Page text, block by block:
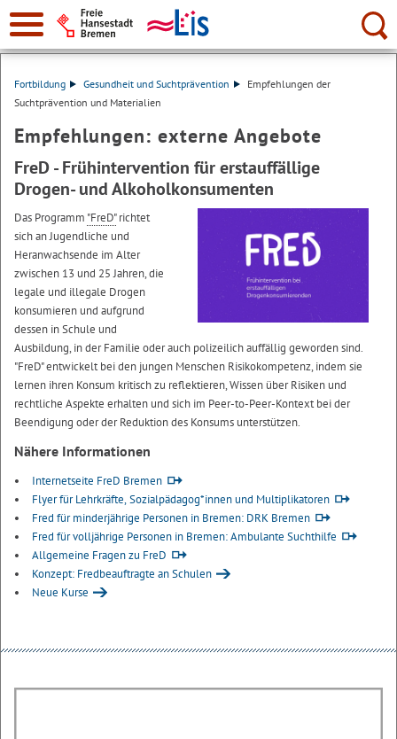
Suche:
Fortbildung Gesundheit und Suchtprävention
Empfehlungen der
Suchtprävention und Materialien
Empfehlungen: externe Angebote
FreD - Frühintervention für erstauffällige
Drogen- und Alkoholkonsumenten
Das Programm "FreD"richtet
sich an Jugendliche und
Heranwachsende im Alter
zwischen 13 und 25 Jahren, die
legale und illegale Drogen
konsumieren und aufgrund
dessen in Schule und
Ausbildung, in der Familie oder auch polizeilich auffällig geworden sind.
"FreD" entwickelt bei den jungen Menschen Risikokompetenz, indem sie
lernen ihren Konsum kritisch zu reflektieren, Wissen über Risiken und
rechtliche Aspekte erhalten und sich im Peer-to-Peer-Kontext bei der
Beendigung oder der Reduktion des Konsums unterstützen.
Nähere Informationen
Internetseite FreD Bremen
Flyer für Lehrkräfte, Sozialpädagog*innen und Multiplikatoren
Fred für minderjährige Personen in Bremen: DRK Bremen
Fred für volljährige Personen in Bremen: Ambulante Suchthilfe
Allgemeine Fragen zu FreD
Konzept: Fredbeauftragte an Schulen
Neue Kurse